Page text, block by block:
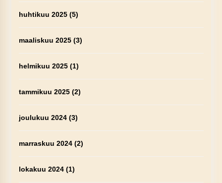
huhtikuu 2025(5)
maaliskuu 2025(3)
helmikuu 2025(1)
tammikuu 2025(2)
joulukuu 2024(3)
marraskuu 2024(2)
lokakuu 2024(1)